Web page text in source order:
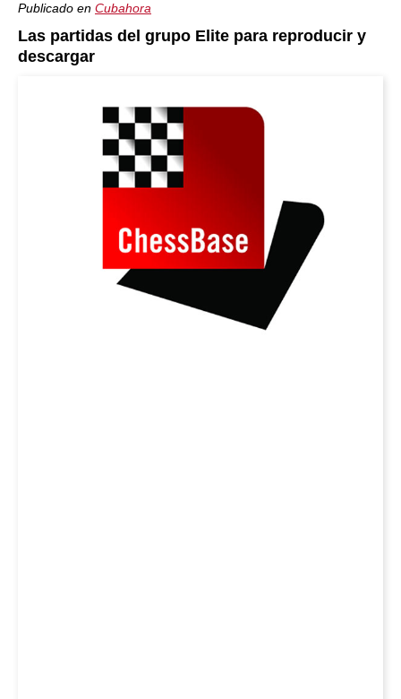
Publicado en Cubahora
Las partidas del grupo Elite para reproducir y
descargar